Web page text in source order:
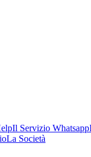
Il Servizio Whatsapp
La Società